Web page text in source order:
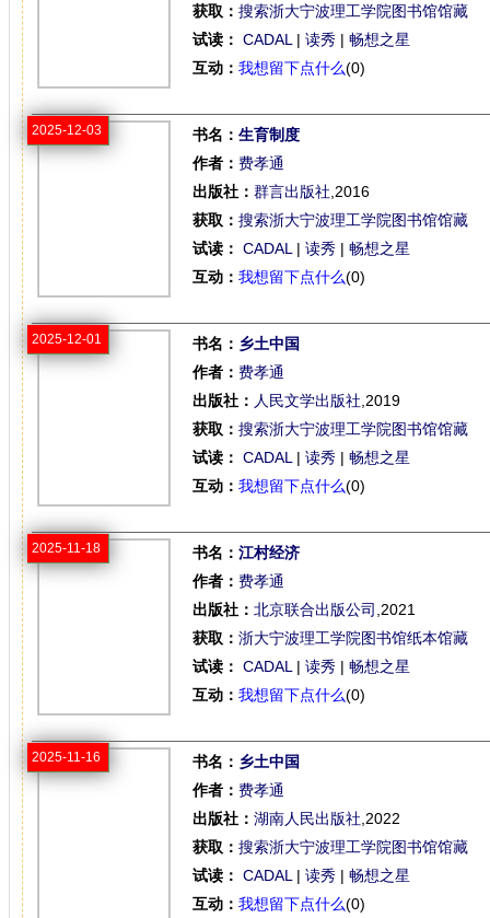
获取： 搜索浙大宁波理工学院图书馆馆藏
试读： CADAL | 读秀 | 畅想之星
互动： 我想留下点什么(0)
2025-12-03 书名： 生育制度
作者： 费孝通
出版社： 群言出版社 ,2016
获取： 搜索浙大宁波理工学院图书馆馆藏
试读： CADAL | 读秀 | 畅想之星
互动： 我想留下点什么(0)
2025-12-01 书名： 乡土中国
作者： 费孝通
出版社： 人民文学出版社 ,2019
获取： 搜索浙大宁波理工学院图书馆馆藏
试读： CADAL | 读秀 | 畅想之星
互动： 我想留下点什么(0)
2025-11-18 书名： 江村经济
作者： 费孝通
出版社： 北京联合出版公司 ,2021
获取： 浙大宁波理工学院图书馆纸本馆藏
试读： CADAL | 读秀 | 畅想之星
互动： 我想留下点什么(0)
2025-11-16 书名： 乡土中国
作者： 费孝通
出版社： 湖南人民出版社 ,2022
获取： 搜索浙大宁波理工学院图书馆馆藏
试读： CADAL | 读秀 | 畅想之星
互动： 我想留下点什么(0)